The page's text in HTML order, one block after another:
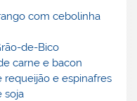
com cebolinha
de-Bico
carne e bacon
e espinafres
soja